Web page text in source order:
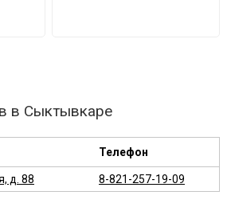
в Сыктывкаре
Телефон
д. 88 8-821-257-19-09